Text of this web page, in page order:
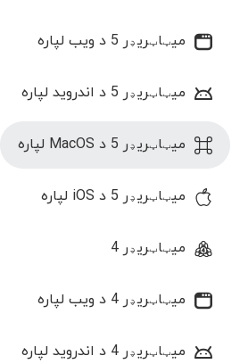
میټاټریډر 5 د ویب لپاره
میټاټریډر 5 د اندروید لپاره
میټاټریډر 5 د MacOS لپاره
میټاټریډر 5 د iOS لپاره
میټاټریډر 4
میټاټریډر 4 د ویب لپاره
میټاټریډر 4 د اندروید لپاره